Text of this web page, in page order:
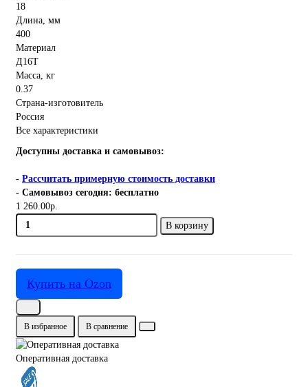
18
Длина, мм
400
Материал
Д16Т
Масса, кг
0.37
Страна-изготовитель
Россия
Все характеристики
Доступны доставка и самовывоз:
- Рассчитать примерную стоимость доставки
- Самовывоз сегодня: бесплатно
1 260.00р.
В корзину
Купить на Ozon
В избранное В сравнение
Оперативная доставка